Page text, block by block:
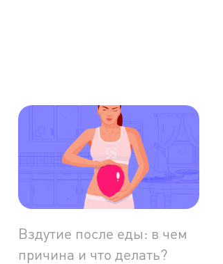
Вздутие после еды: в чем
причина и что делать?